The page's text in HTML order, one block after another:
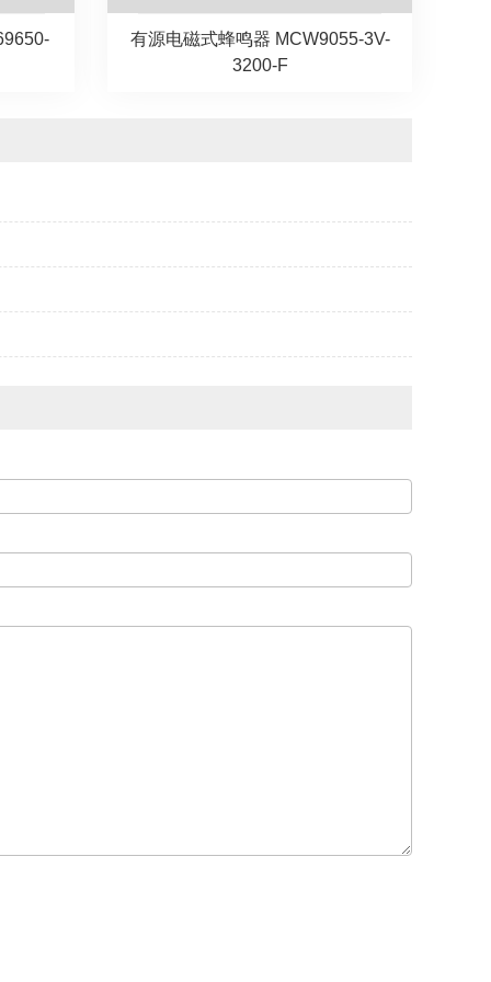
有源电磁式蜂鸣器 MCW9055-3V-
3200-F